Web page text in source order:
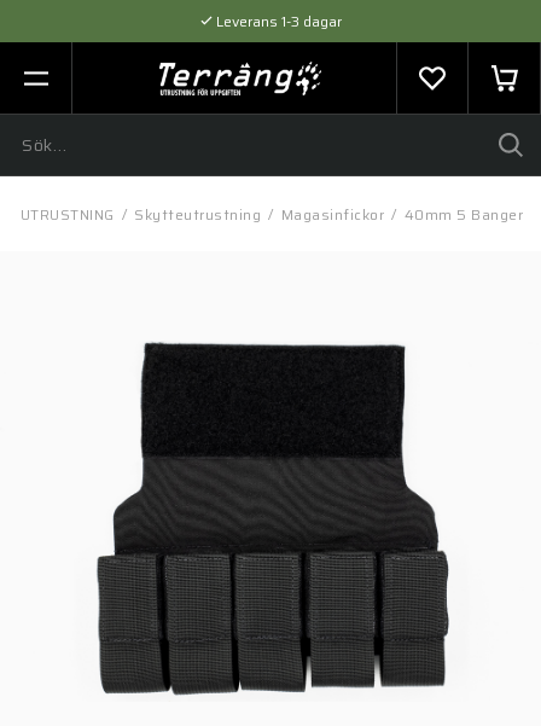
Leverans 1-3 dagar
Flexibel betalning med SVEA
Expertråd & Kvalitetsprodukter
UTRUSTNING / Skytteutrustning / Magasinfickor / 40mm 5 Banger